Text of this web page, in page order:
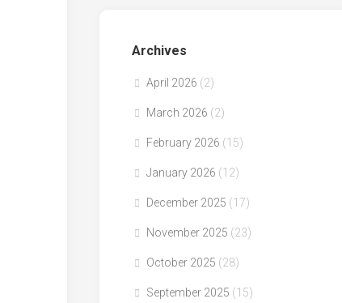
Archives
April 2026 (2)
March 2026 (2)
February 2026 (15)
January 2026 (12)
December 2025 (17)
November 2025 (23)
October 2025 (28)
September 2025 (15)